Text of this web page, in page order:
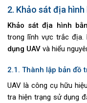
2. Khảo sát địa
Khảo sát địa hình
trong lĩnh vực trắc địa.
dụng UAV và hiểu
2.1. Thành lập bản đồ
UAV là công cụ hữu
tra hiện trạng sử dụng